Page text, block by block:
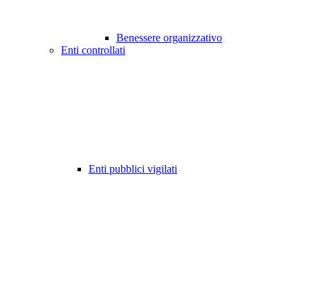
Benessere organizzativo
Enti controllati
Enti pubblici vigilati